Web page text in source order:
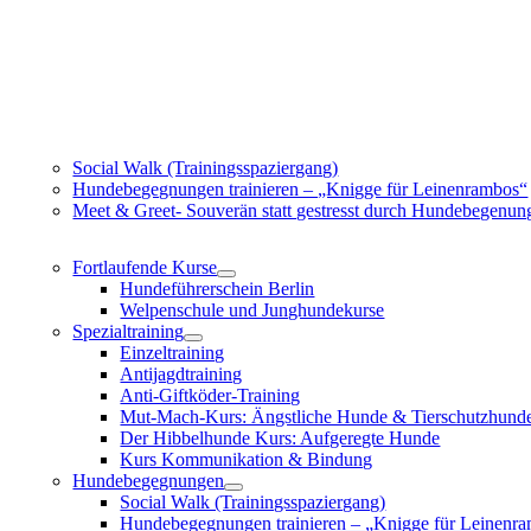
Social Walk (Trainingsspaziergang)
Hundebegegnungen trainieren – „Knigge für Leinenrambos“
Meet & Greet- Souverän statt gestresst durch
Fortlaufende Kurse
Hundeführerschein Berlin
Welpenschule und Junghundekurse
Spezialtraining
Einzeltraining
Antijagdtraining
Anti-Giftköder-Training
Mut-Mach-Kurs: Ängstliche Hunde &
Der Hibbelhunde Kurs: Aufgeregte Hunde
Kurs Kommunikation & Bindung
Hundebegegnungen
Social Walk (Trainingsspaziergang)
Hundebegegnungen trainieren – „Knigge für